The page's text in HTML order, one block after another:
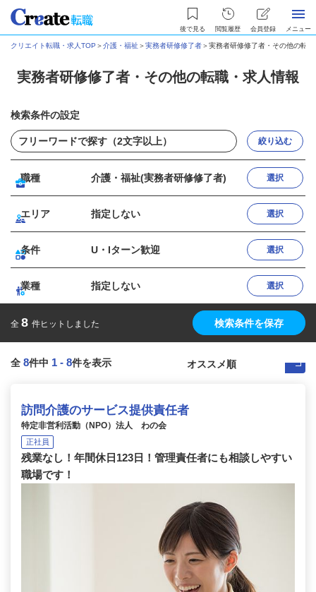
後で見る 閲覧履歴 会員登録 メニュー
クリエイト転職・求人TOP ＞介護・福祉＞実務者研修修了者＞実務者研修修了者・その他の転
実務者研修修了者・その他の転職・求人情報
検索条件の設定
絞り込む
職種 介護・福祉(実務者研修修了者) 選択
エリア 指定しない 選択
条件 U・Iターン歓迎 選択
業種 指定しない 選択
全 8 件ヒットしました 検索条件を保存
全 8件中 1 - 8件を表示
訪問介護のサービス提供責任者
特定非営利活動（NPO）法人 わの会
正社員
残業なし！年間休日123日！管理責任者にも相談しやすい
職場です！